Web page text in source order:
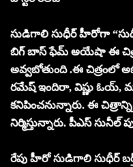
సుడిగాలి సుధీర్ హీరోగా
బిగ్ బాస్ ఫేమ్ అయేషా ఈ
అవ్వబోతుంది .ఈ చిత్రంలో
రమేష్ ఇందిరా, విష్ణు ఓయ్,
కనిపించనున్నారు. ఈ
నిర్మిస్తున్నారు. పీఎస్ సునీల్
రేపు హీరో సుడిగాలి సుధీర్